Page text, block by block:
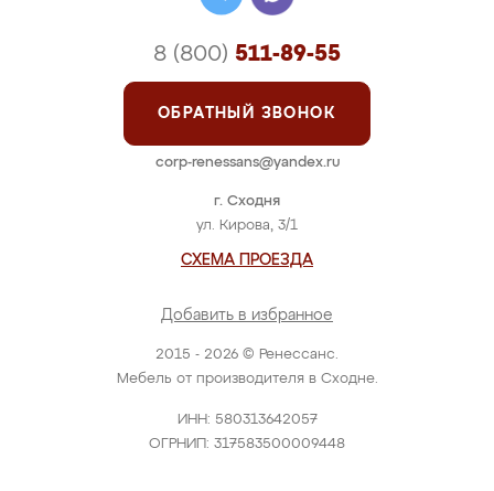
2015 - 2026 © Ренессанс.
Мебель от производителя в Сходне.
ИНН: 580313642057
ОГРНИП: 317583500009448
г. Сходня
ул. Кирова, 3/1
СХЕМА ПРОЕЗДА
Добавить в избранное
8 (800) 511-89-55
ОБРАТНЫЙ ЗВОНОК
corp-renessans@yandex.ru